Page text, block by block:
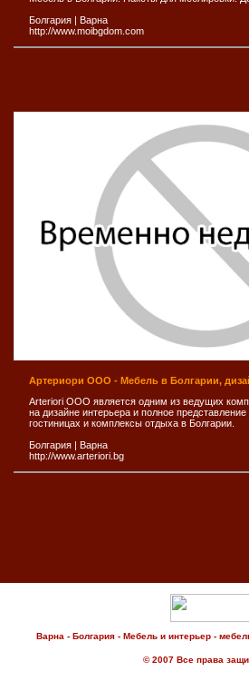
Болгария | Варна
http://www.moibgdom.com
Артериори ООО - Мебель в Болгарии,
Arteriori ООО является одним из ведущих
на дизайне интерьера и полное
гостиницах и комплексы отдыха в Болгарии.
Болгария | Варна
http://www.arteriori.bg
Варна - Болгария - Мебель и интерьер -
© 2007 Все права